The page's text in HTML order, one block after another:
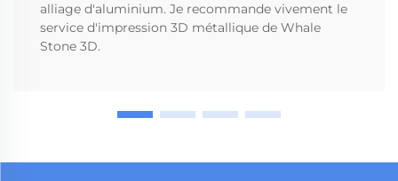
alliage d'aluminium. Je recommande vivement le
service d'impression 3D métallique de Whale
Stone 3D.